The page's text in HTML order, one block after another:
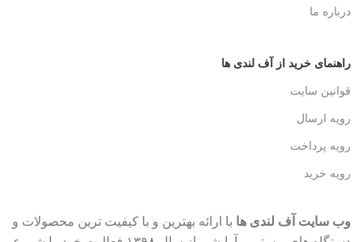
درباره ما
راهنمای خرید از آف لندی ها
قوانین سایت
رویه ارسال
رویه پرداخت
رویه خرید
وب سایت آف لندی ها با ارائه بهترین و با کیفیت ترین محصولات و